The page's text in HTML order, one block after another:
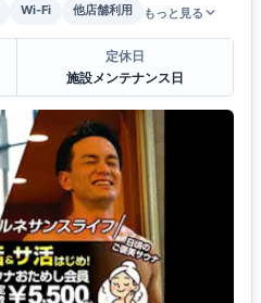
Wi-Fi 他店舗利用 もっと見る
定休日
施設メンテナンス日